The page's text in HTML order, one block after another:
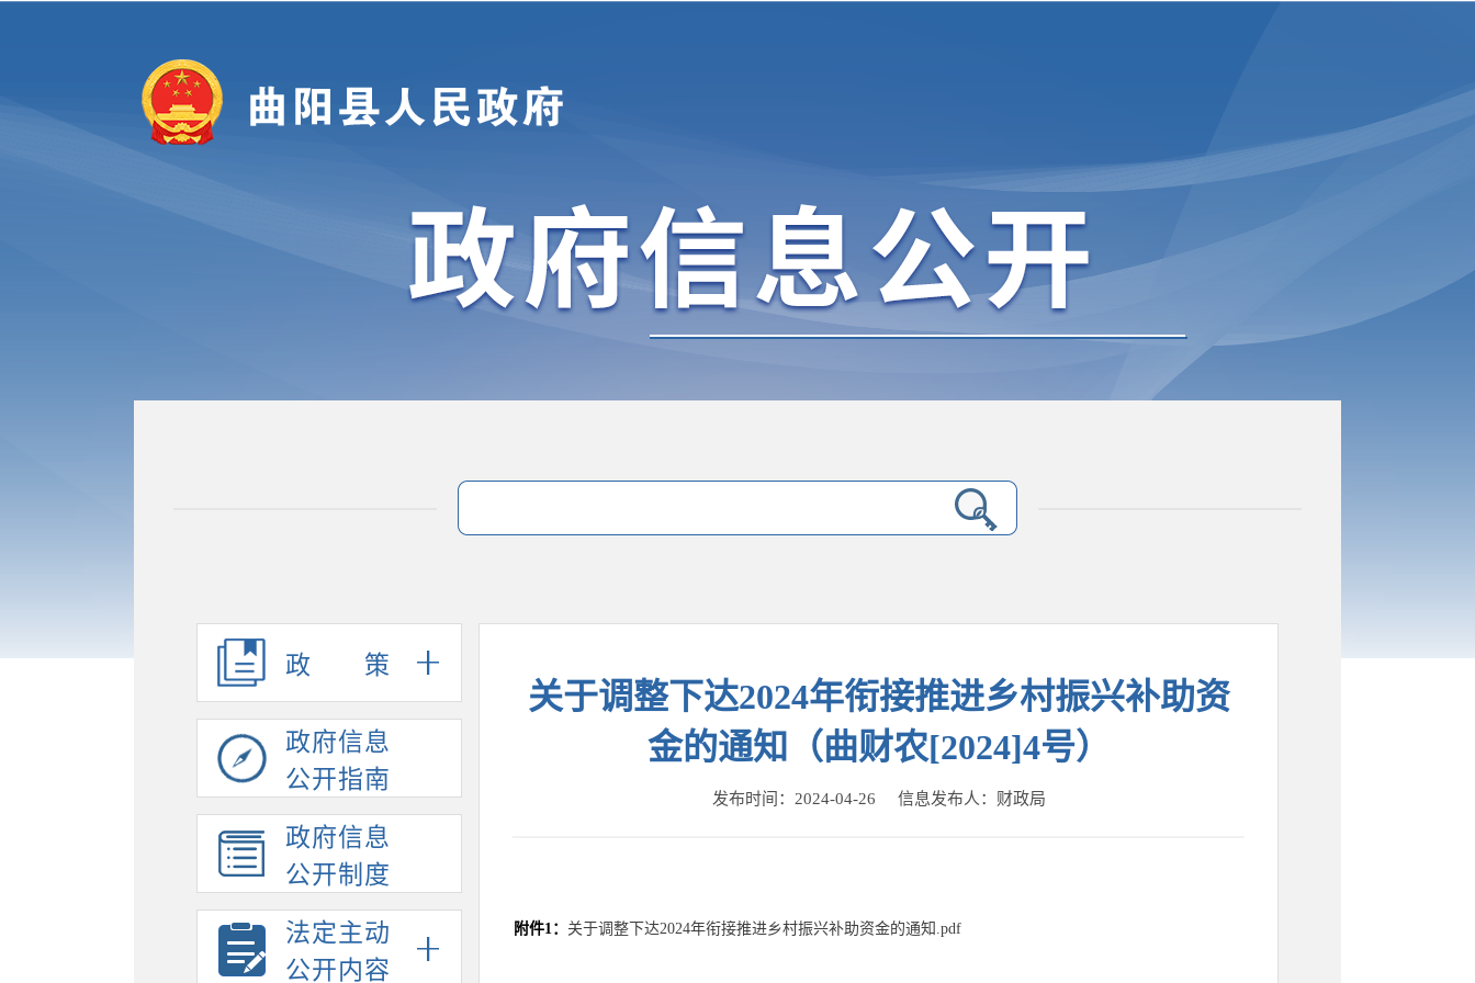
政策
政府信息
公开指南
政府信息
公开制度
法定主动
公开内容
关于调整下达2024年衔接推进乡村振兴补助资
金的通知（曲财农[2024]4号）
发布时间：2024-04-26 信息发布人：财政局
附件1： 关于调整下达2024年衔接推进乡村振兴补助资金的通知.pdf